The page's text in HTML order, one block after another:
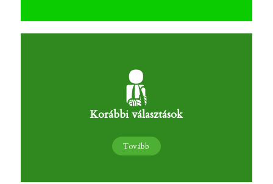
Korábbi választások
Tovább